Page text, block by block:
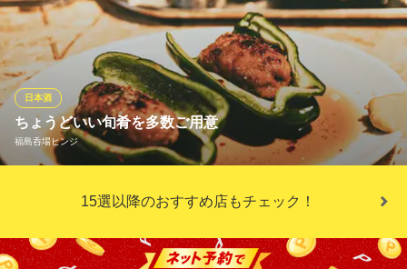
大阪府大阪市福島区鷺洲1-2-11
日本酒は随時30種類以上(東北のお酒が少し贔屓目)、冷酒からお
燗まで季節を味わえる品揃えの中からお好みのテイストやお料理
に合うお酒を提案させていただきます。洋酒はなんと100種類以上
のウィスキーやスピリッツをご用意。カクテルもスタンダードか
らオリジナルまで。氷にもこだわり、一から削っております。
大阪モノラル
居酒屋・海鮮・日本酒
ちょうどいい旬肴を多数ご用意
福島呑場ヒンジ
日本酒
「ホルモン焼き」「うにクレソン」「舌平目バター焼き」「ホル
モンユッケ」等、お酒にぴったりの料理をご用意してます◎仕事
15選以降のおすすめ店もチェック！